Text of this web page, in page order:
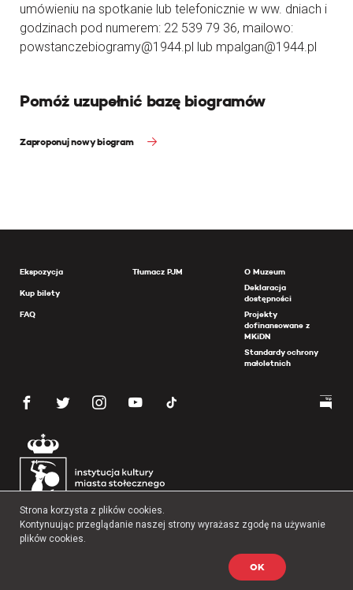
umówieniu na spotkanie lub telefonicznie w ww. dniach i
godzinach pod numerem: 22 539 79 36, mailowo:
powstanczebiogramy@1944.pl lub mpalgan@1944.pl
Pomóż uzupełnić bazę biogramów
Zaproponuj nowy biogram
Ekspozycja
Kup bilety
FAQ
Tłumacz PJM
O Muzeum
Deklaracja
dostępności
Projekty
dofinansowane z
MKiDN
Standardy ochrony
małoletnich
Copyright 2026 Muzeum Powstania Warszawskiego
Strona korzysta z plików cookies.
Kontynuując przeglądanie naszej strony wyrażasz zgodę na używanie
plików cookies.
OK